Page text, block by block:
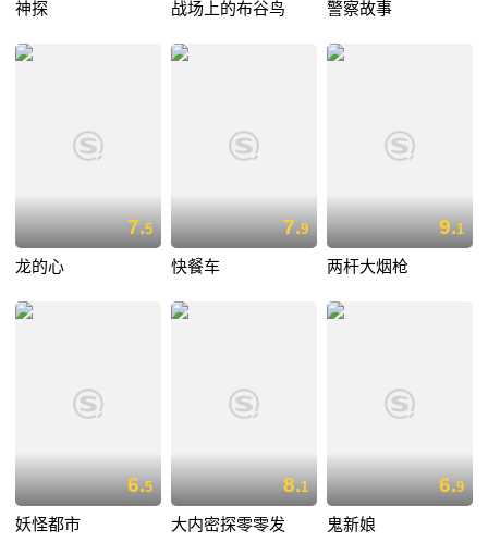
神探 战场上的布谷鸟 警察故事
7.5
龙的心
7.9
快餐车
9.1
两杆大烟枪
6.5
妖怪都市
8.1
大内密探零零发
6.9
鬼新娘